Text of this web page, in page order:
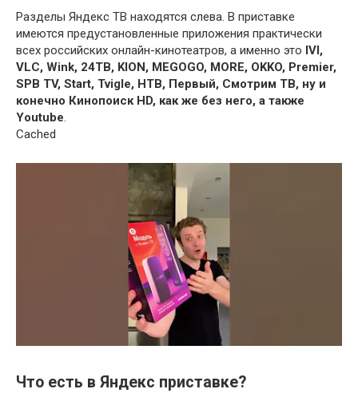
Разделы Яндекс ТВ находятся слева. В приставке
имеются предустановленные приложения практически
всех российских онлайн-кинотеатров, а именно это IVI,
VLC, Wink, 24ТВ, KION, MEGOGO, MORE, OKKO, Premier,
SPB TV, Start, Tvigle, НТВ, Первый, Смотрим ТВ, ну и
конечно Кинопоиск HD, как же без него, а также
Youtube.
Cached
Что есть в Яндекс приставке?